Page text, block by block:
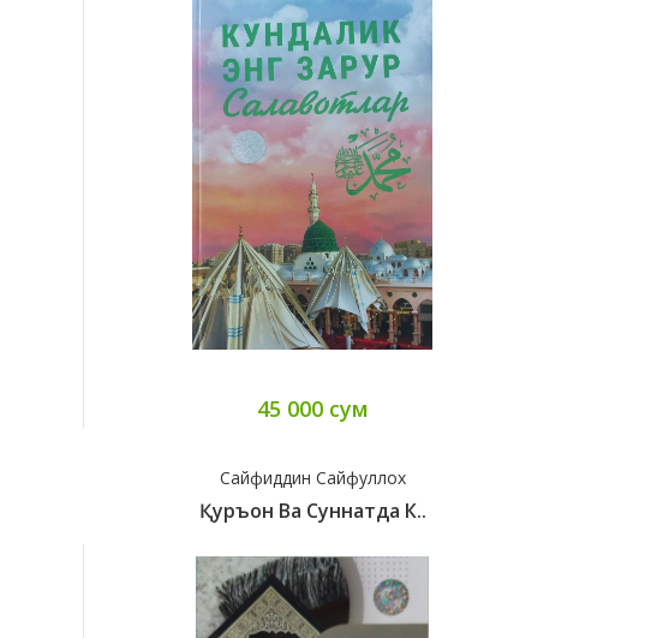
45 000 сум
Сайфиддин Сайфуллох
Қуръон Ва Суннатда К..